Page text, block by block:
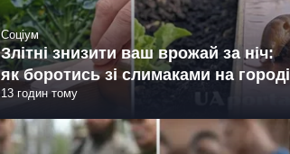
Соціум
Злітні знизити ваш врожай за ніч:
як боротись зі слимаками на городі
13 годин тому